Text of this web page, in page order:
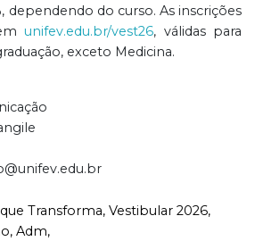
dependendo do curso. As inscrições
unifev.edu.br/vest26, válidas para
exceto Medicina.
Transforma, Vestibular 2026,
Adm,